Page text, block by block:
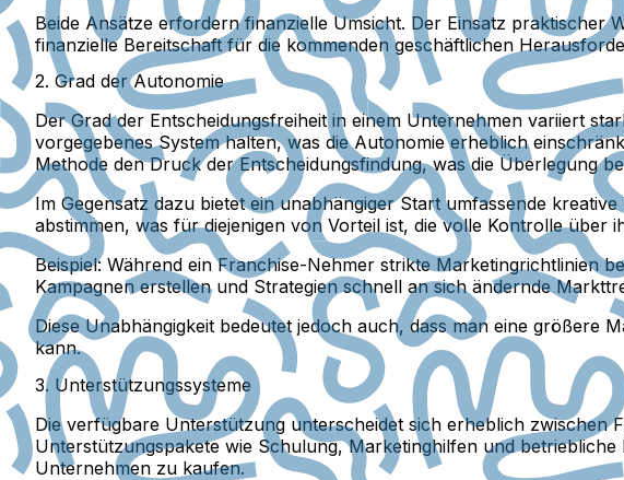
Beide Ansätze erfordern finanzielle Umsicht. Der Einsatz praktischer
finanzielle Bereitschaft für die kommenden geschäftlichen
2. Grad der Autonomie
Der Grad der Entscheidungsfreiheit in einem Unternehmen variiert
vorgegebenes System halten, was die Autonomie erheblich
Methode den Druck der Entscheidungsfindung, was die Überlegung
Im Gegensatz dazu bietet ein unabhängiger Start umfassende
abstimmen, was für diejenigen von Vorteil ist, die volle Kontrolle über
Beispiel: Während ein Franchise-Nehmer strikte Marketingrichtlinien
Kampagnen erstellen und Strategien schnell an sich ändernde
Diese Unabhängigkeit bedeutet jedoch auch, dass man eine
kann.
3. Unterstützungssysteme
Die verfügbare Unterstützung unterscheidet sich erheblich zwischen
Unterstützungspakete wie Schulung, Marketinghilfen und
Unternehmen zu kaufen.